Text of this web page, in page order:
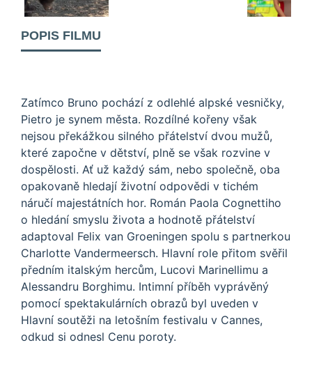
POPIS FILMU
Zatímco Bruno pochází z odlehlé alpské vesničky,
Pietro je synem města. Rozdílné kořeny však
nejsou překážkou silného přátelství dvou mužů,
které započne v dětství, plně se však rozvine v
dospělosti. Ať už každý sám, nebo společně, oba
opakovaně hledají životní odpovědi v tichém
náručí majestátních hor. Román Paola Cognettiho
o hledání smyslu života a hodnotě přátelství
adaptoval Felix van Groeningen spolu s partnerkou
Charlotte Vandermeersch. Hlavní role přitom svěřil
předním italským hercům, Lucovi Marinellimu a
Alessandru Borghimu. Intimní příběh vyprávěný
pomocí spektakulárních obrazů byl uveden v
Hlavní soutěži na letošním festivalu v Cannes,
odkud si odnesl Cenu poroty.